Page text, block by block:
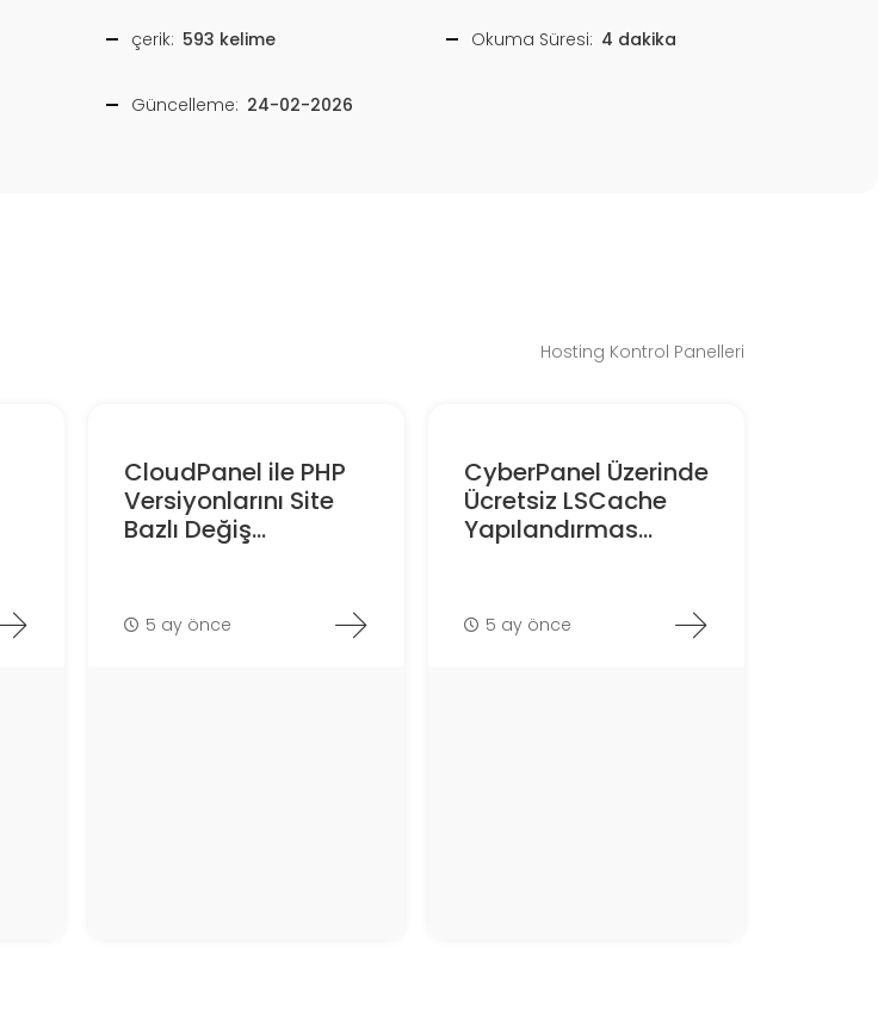
çerik: 593 kelime Okuma Süresi: 4 dakika
Güncelleme: 24-02-2026
Hosting Kontrol Panelleri
CloudPanel ile PHP
Versiyonlarını Site
Bazlı Değiş...
5 ay önce
CyberPanel Üzerinde
Ücretsiz LSCache
Yapılandırmas...
5 ay önce